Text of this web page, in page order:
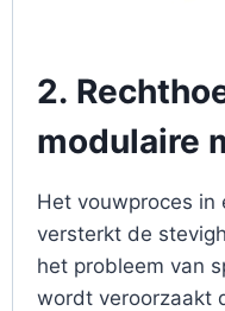
2.
modulaire
Het vouwproces in
versterkt de
het probleem van
wordt veroorzaakt